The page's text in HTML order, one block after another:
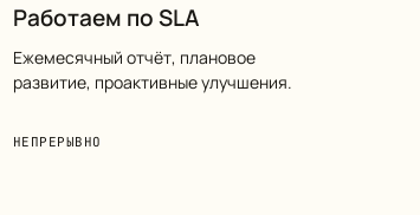
Работаем по SLA
Ежемесячный отчёт, плановое
развитие, проактивные улучшения.
НЕПРЕРЫВНО